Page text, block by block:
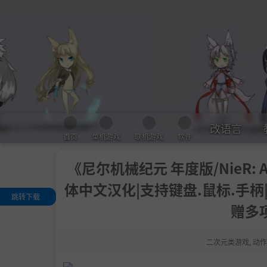
首页 单机游戏 联机游戏 软件
改语言
《尼尔机械纪元 年度版/
体中文汉化|支持键盘.鼠标.手
赠多
二次元类游戏 动
跳转下载